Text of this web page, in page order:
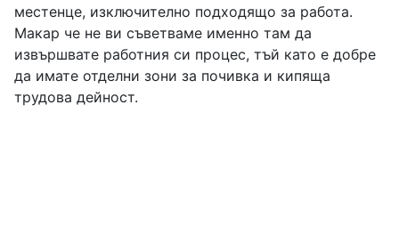
местенце, изключително подходящо за работа.
Макар че не ви съветваме именно там да
извършвате работния си процес, тъй като е добре
да имате отделни зони за почивка и кипяща
трудова дейност.